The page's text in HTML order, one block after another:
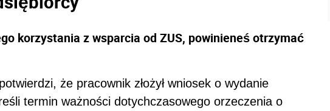
korzystania z wsparcia od ZUS, powinieneś otrzymać
że pracownik złożył wniosek o wydanie
termin ważności dotychczasowego orzeczenia o